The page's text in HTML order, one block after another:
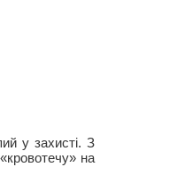
у захисті. З
на